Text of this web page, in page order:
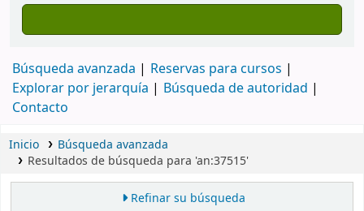
Búsqueda avanzada
Reservas para cursos
Explorar por jerarquía
Búsqueda de autoridad
Contacto
Inicio
Búsqueda avanzada
Resultados de búsqueda para 'an:37515'
Refinar su búsqueda